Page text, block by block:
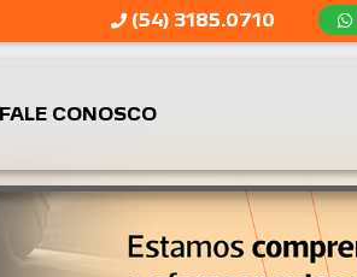
(54) 3185.0710
FALE CONOSCO